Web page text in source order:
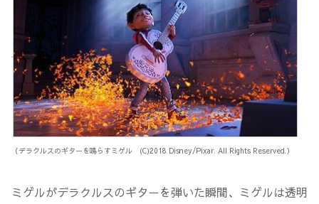
（デラクルスのギターを鳴らすミゲル (C)2018 Disney/Pixar. All Rights Reserved.）
ミゲルがデラクルスのギターを弾いた瞬間、ミゲルは透明